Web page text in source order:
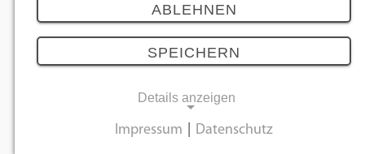
Yamaha regelt Vertretung für OEM-E-
Bike-Antriebe neu
18.06.2020
Die Dependance des Herstellers in den
ABLEHNEN
SPEICHERN
Details anzeigen
Impressum Datenschutz